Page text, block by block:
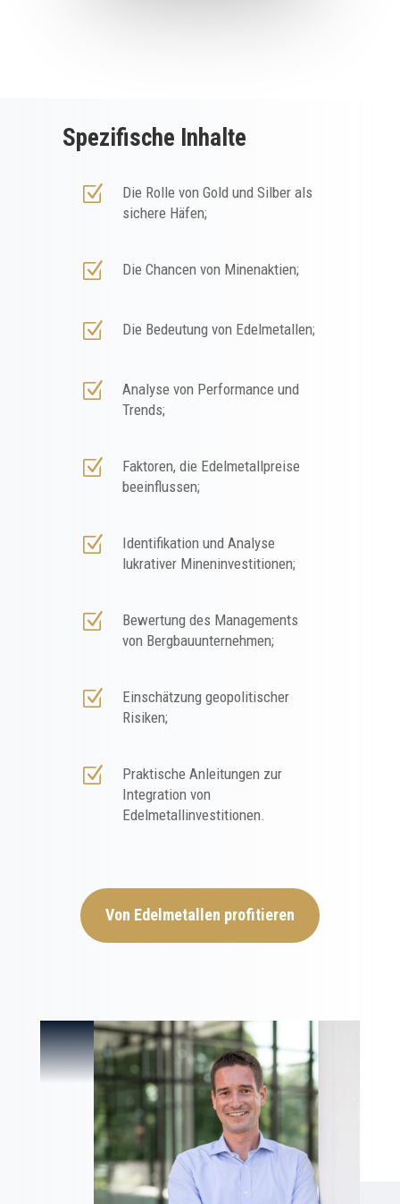
Spezifische Inhalte
Z
Die Rolle von Gold und Silber als
sichere Häfen;
Z Die Chancen von Minenaktien;
Z Die Bedeutung von Edelmetallen;
Z
Analyse von Performance und
Trends;
Z
Faktoren, die Edelmetallpreise
beeinflussen;
Z
Identifikation und Analyse
lukrativer Mineninvestitionen;
Z
Bewertung des Managements
von Bergbauunternehmen;
Z
Einschätzung geopolitischer
Risiken;
Z
Praktische Anleitungen zur
Integration von
Edelmetallinvestitionen.
Von Edelmetallen profitieren